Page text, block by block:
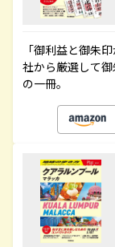
「御利益と御朱
社から厳選して
の一冊。